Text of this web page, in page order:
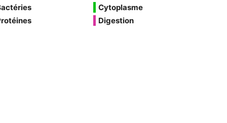
Cytoplasme
Digestion